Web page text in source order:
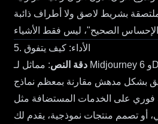
5. الأداء: كيف يتفوق
دقة النص